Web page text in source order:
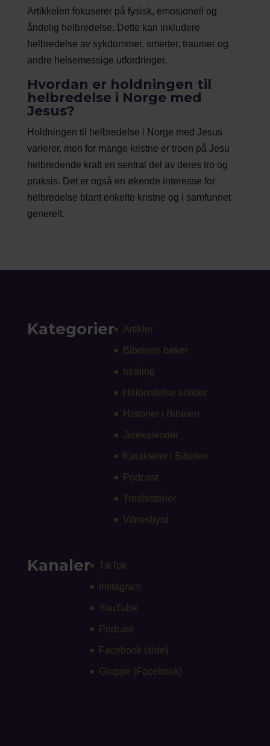
Artikkelen fokuserer på fysisk, emosjonell og
åndelig helbredelse. Dette kan inkludere
helbredelse av sykdommer, smerter, traumer og
andre helsemessige utfordringer.
Hvordan er holdningen til
helbredelse i Norge med
Jesus?
Holdningen til helbredelse i Norge med Jesus
varierer, men for mange kristne er troen på Jesu
helbredende kraft en sentral del av deres tro og
praksis. Det er også en økende interesse for
helbredelse blant enkelte kristne og i samfunnet
generelt.
Kategorier Artikler
Bibelens bøker
healing
Helbredelse artikler
Historier i Bibelen
Julekalender
Karakterer i Bibelen
Podcast
Troshistorier
Vitnesbyrd
Kanaler TikTok
Instagram
YouTube
Podcast
Facebook (side)
Gruppe (Facebook)